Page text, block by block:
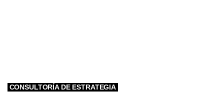
CONSULTORÍA DE ESTRATEGIA